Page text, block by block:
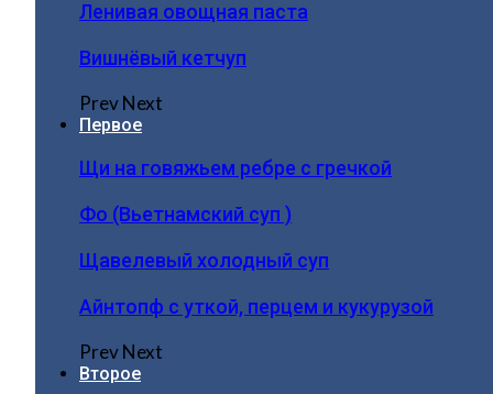
Ленивая овощная паста
Вишнёвый кетчуп
PrevNext
Первое
Щи на говяжьем ребре с гречкой
Фо (Вьетнамский суп )
Щавелевый холодный суп
Айнтопф с уткой, перцем и кукурузой
PrevNext
Второе